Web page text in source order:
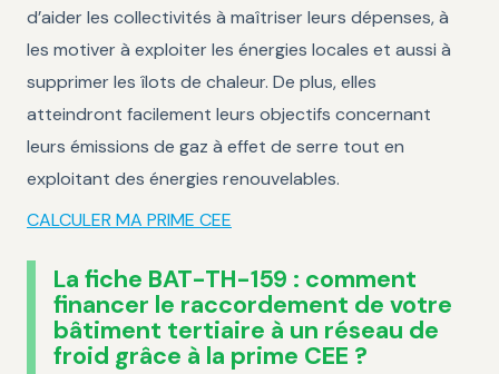
d’aider les collectivités à maîtriser leurs dépenses, à
les motiver à exploiter les énergies locales et aussi à
supprimer les îlots de chaleur. De plus, elles
atteindront facilement leurs objectifs concernant
leurs émissions de gaz à effet de serre tout en
exploitant des énergies renouvelables.
CALCULER MA PRIME CEE
La fiche BAT-TH-159 : comment
financer le raccordement de votre
bâtiment tertiaire à un réseau de
froid grâce à la prime CEE ?